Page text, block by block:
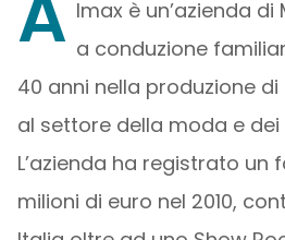
lmax è un’azienda
a conduzione
40 anni nella produzione
al settore della moda e
L’azienda ha registrato un
milioni di euro nel 2010,